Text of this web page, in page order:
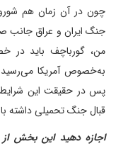
چون در آن زمان هم
جنگ ایران و عراق جانب
من، گورباچف باید در
به‌خصوص آمریکا می‌رسید
پس در حقیقت این
قبال جنگ تحمیلی
‌اجازه دهید این بخش از